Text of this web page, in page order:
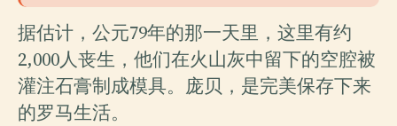
据估计，公元79年的那一天里，这里有约
2,000人丧生，他们在火山灰中留下的空腔被
灌注石膏制成模具。庞贝，是完美保存下来
的罗马生活。